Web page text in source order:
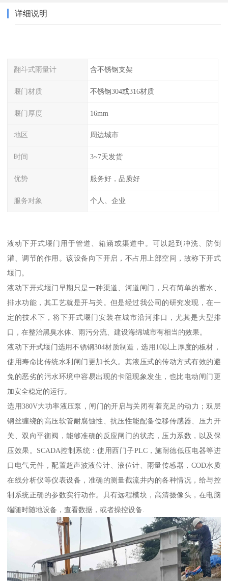
详细说明
翻斗式雨量计 含不锈钢支架
堰门材质 不锈钢304或316材质
堰门厚度 16mm
地区 周边城市
时间 3~7天发货
优势 服务好，品质好
服务对象 个人、企业
液动下开式堰门用于管道、箱涵或渠道中。可以起到冲洗、防倒
灌、调节的作用。该设备向下开启，不占用上部空间，故称下开式
堰门。
液动下开式堰门早期只是一种渠道、河道闸门，只有简单的蓄水、
排水功能，其工艺就是开与关。但是经过我公司的研究发现，在一
定的技术下，将下开式堰门安装在城市沿河排口，尤其是大型排
口，在整治黑臭水体、雨污分流、建设海绵城市有相当的效果。
液动下开式堰门选用不锈钢304材质制造，选用10以上厚度的板材，
使用寿命比传统水利闸门更加长久。其液压式的传动方式有效的避
免的恶劣的污水环境中容易出现的卡阻现象发生，也比电动闸门更
加安全稳定的运行。
选用380V大功率液压泵，闸门的开启与关闭有着充足的动力；双层
钢丝缠绕的高压软管耐腐蚀性、抗压性能配备位移传感器、压力开
关、双向平衡阀，能够准确的反应闸门的状态，压力系数，以及保
压效果。SCADA控制系统：使用西门子PLC，施耐德低压电器等进
口电气元件，配置超声波液位计、液位计、雨量传感器，COD水质
在线分析仪等仪表设备，准确的测量截流井内的各种情况，给与控
制系统正确的参数实行动作。具有远程模块，高清摄像头，在电脑
端随时随地设备，查看数据，或者操控设备.